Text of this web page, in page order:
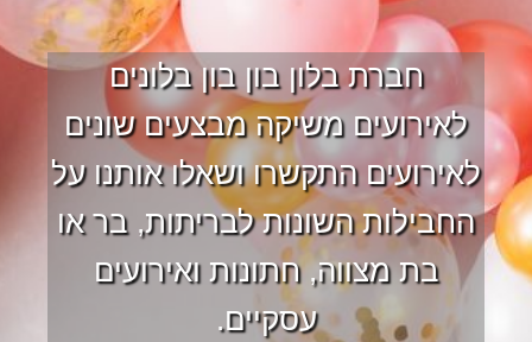
חברת בלון בון בון בלונים
לאירועים משיקה מבצעים שונים
לאירועים התקשרו ושאלו אותנו על
החבילות השונות לבריתות, בר או
בת מצווה, חתונות ואירועים
עסקיים.